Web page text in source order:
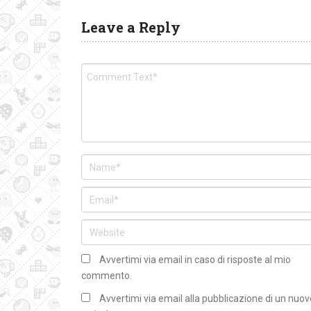
Leave a Reply
Avvertimi via email in caso di risposte al mio
commento.
Avvertimi via email alla pubblicazione di un